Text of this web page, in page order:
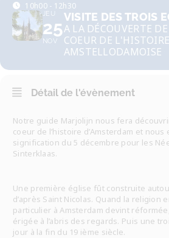
10h00 - 12h30
JEU
25
NOV
VISITE DES TROIS
A LA DÉCOUVERTE
COEUR DE L'HISTOIRE
AMSTELLODAMOISE
Détail de l'évènement
Notre guide Marjolijn nous fera
coeur de l’histoire d’Amsterdam et
signification du 5 décembre pour les
Sinterklaas.
Une première église fût construite
d’après Saint Nicolas. Quand la religion
particulier à Amsterdam devint
érigée à l’abris des regards. Puis une
jour à la fin du 19 ième siècle.